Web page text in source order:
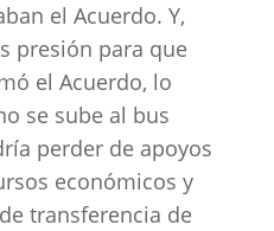
el Acuerdo. Y,
presión para que
el Acuerdo, lo
se sube al bus
perder de apoyos
económicos y
transferencia de